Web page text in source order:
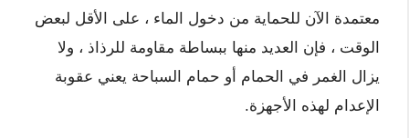
معتمدة الآن للحماية من دخول الماء ، على الأقل لبعض
الوقت ، فإن العديد منها ببساطة مقاومة للرذاذ ، ولا
يزال الغمر في الحمام أو حمام السباحة يعني عقوبة
الإعدام لهذه الأجهزة.